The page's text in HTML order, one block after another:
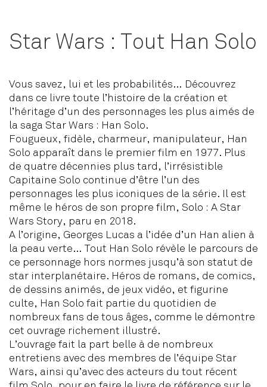
Star Wars : Tout Han Solo
Vous savez, lui et les probabilités… Découvrez
dans ce livre toute l’histoire de la création et
l’héritage d’un des personnages les plus aimés de
la saga Star Wars : Han Solo.
Fougueux, fidèle, charmeur, manipulateur, Han
Solo apparaît dans le premier film en 1977. Plus
de quatre décennies plus tard, l’irrésistible
Capitaine Solo continue d’être l’un des
personnages les plus iconiques de la série. Il est
même le héros de son propre film, Solo : A Star
Wars Story, paru en 2018.
A l’origine, Georges Lucas a l’idée d’un Han alien à
la peau verte… Tout Han Solo révèle le parcours de
ce personnage hors normes jusqu’à son statut de
star interplanétaire. Héros de romans, de comics,
de dessins animés, de jeux vidéo, et figurine
culte, Han Solo fait partie du quotidien de
nombreux fans de tous âges, comme le démontre
cet ouvrage richement illustré.
L’ouvrage fait la part belle à de nombreux
entretiens avec des membres de l’équipe Star
Wars, ainsi qu’avec des acteurs du tout récent